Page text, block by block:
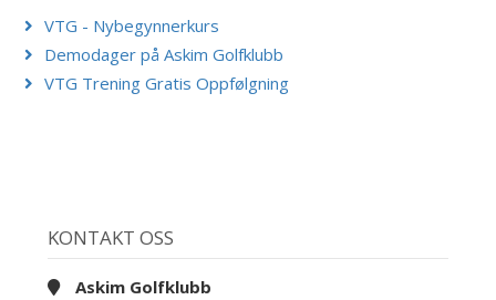
VTG - Nybegynnerkurs
Demodager på Askim Golfklubb
VTG Trening Gratis Oppfølgning
KONTAKT OSS
Askim Golfklubb